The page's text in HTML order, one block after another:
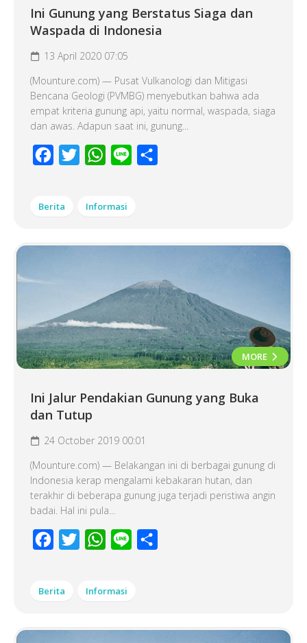
Ini Gunung yang Berstatus Siaga dan
Waspada di Indonesia
13 April 2020 07:05
(Mounture.com) — Pusat Vulkanologi dan Mitigasi
Bencana Geologi (PVMBG) menyebutkan bahwa ada
empat kriteria gunung api, yaitu normal, waspada, siaga
dan awas. Adapun saat ini, gunung...
Facebook
Twitter WhatsApp
Line
Berita Informasi
MORE
Ini Jalur Pendakian Gunung yang Buka
dan Tutup
24 October 2019 00:01
(Mounture.com) — Belakangan ini di berbagai gunung di
Indonesia kerap mengalami kebakaran hutan, dan
terakhir di beberapa gunung juga terjadi peristiwa angin
badai. Hal ini pula...
Facebook
Twitter WhatsApp
Line
Berita Informasi